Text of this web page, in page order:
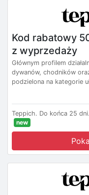
Kod rabatowy
z wyprzedaży
Głównym profilem
dywanów, chodników
podzielona na kategorie
Teppich. Do końca 25 dni.
new